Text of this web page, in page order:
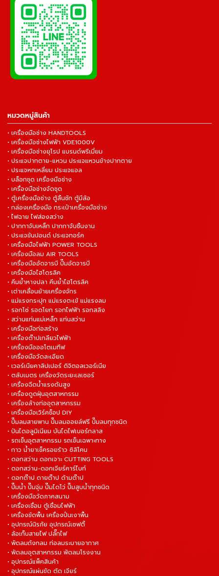
หมวดหมู่สินค้า
• เครื่องมือช่าง HANDTOOLS
• เครื่องมือช่างไฟฟ้า VDE1000V
• เครื่องมือช่างยุโรป แบรนด์พรีเมี่ยม
• ประแจปากตาย-แหวน ประแจแหวนข้างปากตาย
• ประแจหกเหลี่ยม ประแจแอล
• บล็อกชุด เครื่องมือช่าง
• เครื่องมือช่างจัดชุด
• ตู้เครื่องมือช่าง ตู้ลิ้นชัก ตู้มีล้อ
• กล่องเครื่องมือ กระเป๋าเครื่องมือช่าง
• ไฟฉาย ไฟส่องสว่าง
• ปากกาจับเหล็ก ปากกาจับชิ้นงาน
• ประแจขันปอนด์ ประแจทอร์ค
• เครื่องมือไฟฟ้า POWER TOOLS
• เครื่องมือลม AIR TOOLS
• เครื่องมืออัดจารบี ปั๊มอัดจารบี
• เครื่องมือไฮโดรลิค
• คีมย้ำหางปลา คีมย้ำไฮโดรลิค
• เต่าเคลื่อนย้ายเครื่องจักร
• แม่แรงกระปุก แม่แรงตะเข้ แม่แรงลม
• รอกโซ่ รอดโยก รอกไฟฟ้า รอกสลิง
• สว่านแท่นแม่เหล็ก แท่นสว่าน
• เครื่องมือก่อสร้าง
• เครื่องต๊าปเกลียวไฟฟ้า
• เครื่องมือออโตเมทีฟ
• เครื่องมือวัดละเอียด
• เวอร์เนียคาลิปเปอร์ ดิจิตอลเวอร์เนีย
• ตลับเมตร เครื่องวัดระยะเลเซอร์
• เครื่องฉีดน้ำแรงดันสูง
• เครื่องดูดฝุ่นอุตสาหกรรม
• เครื่องล้างท่ออุตสาหกรรม
• เครื่องมือเวิร์คช็อป DIY
• ปั๊มลมสายพาน ปั๊มลมออยล์ฟรี ปั๊มลมทุกชนิด
• ปันไดอลูมิเนียม บันไดไฟเบอร์กลาส
• รถเข็นอุตสาหกรรม รถเข็นเฉพาะทาง
• กาว น้ำยาเช็ครอยร้าว ซิลิโคน
• ดอกสว่าน ดอกเจาะ CUTTING TOOLS
• ดอกสว่าน-ดอกเจียร์คาร์ไบท์
• ดอกต๊าป ดายต๊าป ด้ามต๊าป
• ปั๊มน้ำ ปั๊มจุ่ม ปั๊มไดโว่ ปั๊มสูบน้ำทุกชนิด
• เครื่องมือวัดภาคสนาม
• เครื่องเชื่อม ตู้เชื่อมไฟฟ้า
• เครื่องขัดพื้น เครื่องปั่นเงาพื้น
• อุปกรณ์นิรภัย อุปกรณ์เซฟตี้
• ล้อเก็บสายไฟ ปลั๊กไฟ
• พัดลมถังกลม ท่อลมระบายอากาศ
• พัดลมอุตสาหกรรม พัดลมโรงงาน
• อุปกรณ์แพ็คสินค้า
• อุปกรณ์แผ่นขัด ตัด เจียร์